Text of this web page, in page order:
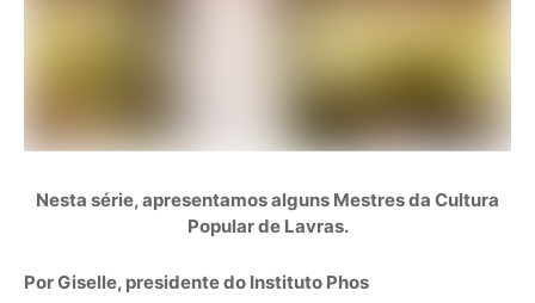
Nesta série, apresentamos alguns Mestres da Cultura
Popular de Lavras.
Por Giselle, presidente do Instituto Phos